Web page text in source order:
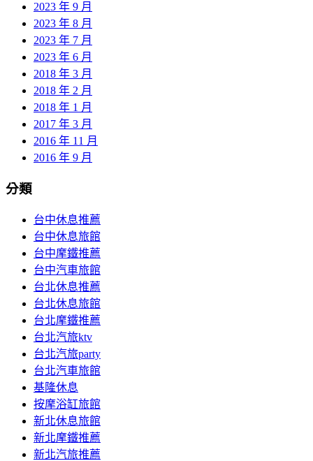
2023 年 9 月
2023 年 8 月
2023 年 7 月
2023 年 6 月
2018 年 3 月
2018 年 2 月
2018 年 1 月
2017 年 3 月
2016 年 11 月
2016 年 9 月
分類
台中休息推薦
台中休息旅館
台中摩鐵推薦
台中汽車旅館
台北休息推薦
台北休息旅館
台北摩鐵推薦
台北汽旅ktv
台北汽旅party
台北汽車旅館
基隆休息
按摩浴缸旅館
新北休息旅館
新北摩鐵推薦
新北汽旅推薦